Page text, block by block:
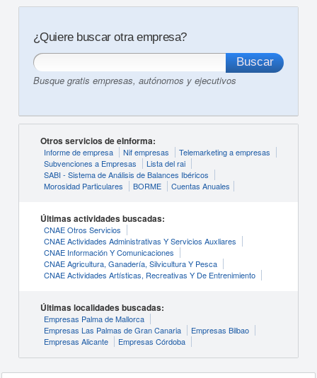
¿Quiere buscar otra empresa?
Busque gratis empresas, autónomos y ejecutivos
Otros servicios de eInforma:
Informe de empresa Nif empresas
Telemarketing a empresas
Subvenciones a Empresas
Lista del rai
SABI - Sistema de Análisis de Balances Ibéricos
Morosidad Particulares
BORME Cuentas Anuales
Últimas actividades buscadas:
CNAE Otros Servicios
CNAE Actividades Administrativas Y Servicios Auxliares
CNAE Información Y Comunicaciones
CNAE Agricultura, Ganadería, Silvicultura Y Pesca
CNAE Actividades Artísticas, Recreativas Y De Entrenimiento
Últimas localidades buscadas:
Empresas Palma de Mallorca
Empresas Las Palmas de Gran Canaria
Empresas Bilbao
Empresas Alicante
Empresas Córdoba